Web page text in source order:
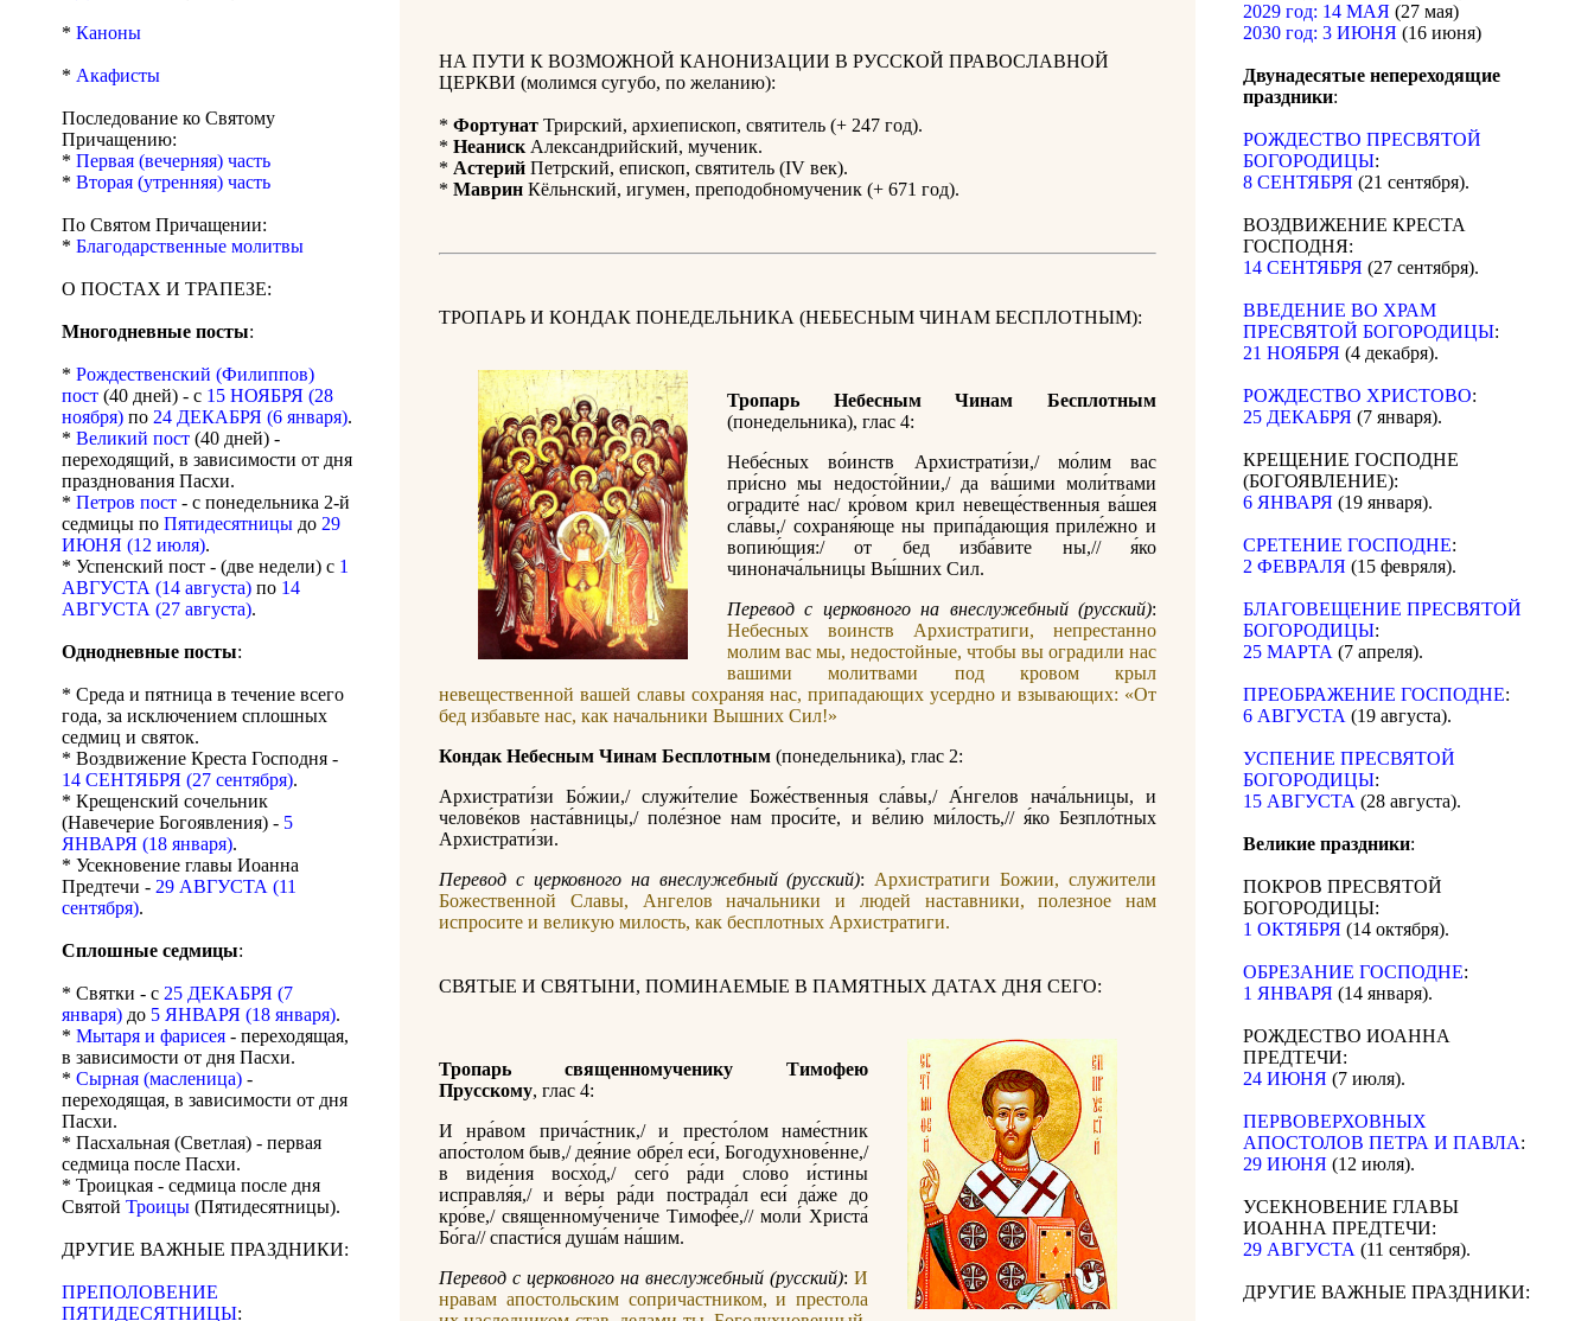
* Каноны
* Акафисты
Последование ко Святому
Причащению:
* Первая (вечерняя) часть
* Вторая (утренняя) часть
По Святом Причащении:
* Благодарственные молитвы
О ПОСТАХ И ТРАПЕЗЕ:
Многодневные посты:
* Рождественский (Филиппов)
пост (40 дней) - с 15 НОЯБРЯ (28
ноября) по 24 ДЕКАБРЯ (6 января).
* Великий пост (40 дней) -
переходящий, в зависимости от дня
празднования Пасхи.
* Петров пост - с понедельника 2-й
седмицы по Пятидесятницы до 29
ИЮНЯ (12 июля).
* Успенский пост - (две недели) с 1
АВГУСТА (14 августа) по 14
АВГУСТА (27 августа).
Однодневные посты:
* Среда и пятница в течение всего
года, за исключением сплошных
седмиц и святок.
* Воздвижение Креста Господня -
14 СЕНТЯБРЯ (27 сентября).
* Крещенский сочельник
(Навечерие Богоявления) - 5
ЯНВАРЯ (18 января).
* Усекновение главы Иоанна
Предтечи - 29 АВГУСТА (11
сентября).
Сплошные седмицы:
* Святки - с 25 ДЕКАБРЯ (7
января) до 5 ЯНВАРЯ (18 января).
* Мытаря и фарисея - переходящая,
в зависимости от дня Пасхи.
* Сырная (масленица) -
переходящая, в зависимости от дня
Пасхи.
* Пасхальная (Светлая) - первая
седмица после Пасхи.
* Троицкая - седмица после дня
Святой Троицы (Пятидесятницы).
ДРУГИЕ ВАЖНЫЕ ПРАЗДНИКИ:
ПРЕПОЛОВЕНИЕ
ПЯТИДЕСЯТНИЦЫ:
НА ПУТИ К ВОЗМОЖНОЙ КАНОНИЗАЦИИ В РУССКОЙ ПРАВОСЛАВНОЙ
ЦЕРКВИ (молимся сугубо, по желанию):
* Фортунат Трирский, архиепископ, святитель (+ 247 год).
* НеанискАлександрийский, мученик.
* Астерий Петрский, епископ, святитель (IV век).
* Маврин Кёльнский, игумен, преподобномученик (+ 671 год).
ТРОПАРЬ И КОНДАК ПОНЕДЕЛЬНИКА (НЕБЕСНЫМ ЧИНАМ БЕСПЛОТНЫМ):
Тропарь Небесным Чинам Бесплотным
(понедельника), глас 4:
Небе́сных во́инств Архистрати́зи,/ мо́лим вас
при́сно мы недосто́йнии,/ да ва́шими моли́твами
оградите́ нас/ кро́вом крил невеще́ственныя ва́шея
сла́вы,/ сохраня́юще ны пpипа́дающия приле́жно и
вопию́щия:/ от бед изба́вите ны,// я́ко
чинонача́льницы Вы́шних Сил.
Перевод с церковного на внеслужебный (русский):
Небесных воинств Архистратиги, непрестанно
молим вас мы, недостойные, чтобы вы оградили нас
вашими молитвами под кровом крыл
невещественной вашей славы сохраняя нас, припадающих усердно и взывающих: «От
бед избавьте нас, как начальники Вышних Сил!»
Кондак Небесным Чинам Бесплотным (понедельника), глас 2:
Архистрати́зи Бо́жии,/ служи́телие Боже́ственныя сла́вы,/ А́нгелов нача́льницы, и
челове́ков наста́вницы,/ поле́зное нам проси́те, и ве́лию ми́лость,// я́ко Безпло́тных
Архистрати́зи.
Перевод с церковного на внеслужебный (русский):Архистратиги Божии, служители
Божественной Славы, Ангелов начальники и людей наставники, полезное нам
испросите и великую милость, как бесплотных Архистратиги.
СВЯТЫЕ И СВЯТЫНИ, ПОМИНАЕМЫЕ В ПАМЯТНЫХ ДАТАХ ДНЯ СЕГО:
Тропарь священномученику Тимофею
Прусскому, глас 4:
И нра́вом прича́стник,/ и престо́лом наме́стник
апо́столом быв,/ дея́ние обре́л еси́, Богодухнове́нне,/
в виде́ния восхо́д,/ сего́ ра́ди сло́во и́стины
исправля́я,/ и ве́ры ра́ди пострада́л еси́ да́же до
кро́ве,/ священному́чениче Тимофе́е,// моли́ Христа́
Бо́га// спасти́ся душа́м на́шим.
Перевод с церковного на внеслужебный (русский): И
нравам апостольским сопричастником, и престола
2029 год: 14 МАЯ (27 мая)
2030 год: 3 ИЮНЯ (16 июня)
Двунадесятые непереходящие
праздники:
РОЖДЕСТВО ПРЕСВЯТОЙ
БОГОРОДИЦЫ:
8 СЕНТЯБРЯ (21 сентября).
ВОЗДВИЖЕНИЕ КРЕСТА
ГОСПОДНЯ:
14 СЕНТЯБРЯ (27 сентября).
ВВЕДЕНИЕ ВО ХРАМ
ПРЕСВЯТОЙ БОГОРОДИЦЫ:
21 НОЯБРЯ (4 декабря).
РОЖДЕСТВО ХРИСТОВО:
25 ДЕКАБРЯ (7 января).
КРЕЩЕНИЕ ГОСПОДНЕ
(БОГОЯВЛЕНИЕ):
6 ЯНВАРЯ (19 января).
СРЕТЕНИЕ ГОСПОДНЕ:
2 ФЕВРАЛЯ (15 февряля).
БЛАГОВЕЩЕНИЕ ПРЕСВЯТОЙ
БОГОРОДИЦЫ:
25 МАРТА (7 апреля).
ПРЕОБРАЖЕНИЕ ГОСПОДНЕ:
6 АВГУСТА (19 августа).
УСПЕНИЕ ПРЕСВЯТОЙ
БОГОРОДИЦЫ:
15 АВГУСТА (28 августа).
Великие праздники:
ПОКРОВ ПРЕСВЯТОЙ
БОГОРОДИЦЫ:
1 ОКТЯБРЯ (14 октября).
ОБРЕЗАНИЕ ГОСПОДНЕ:
1 ЯНВАРЯ (14 января).
РОЖДЕСТВО ИОАННА
ПРЕДТЕЧИ:
24 ИЮНЯ (7 июля).
ПЕРВОВЕРХОВНЫХ
АПОСТОЛОВ ПЕТРА И ПАВЛА:
29 ИЮНЯ (12 июля).
УСЕКНОВЕНИЕ ГЛАВЫ
ИОАННА ПРЕДТЕЧИ:
29 АВГУСТА (11 сентября).
ДРУГИЕ ВАЖНЫЕ ПРАЗДНИКИ: